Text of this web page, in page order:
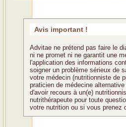
Avis important !
Advitae ne prétend pas faire le
ni ne promet ni ne garantit une
l'application des informations
soigner un problème sérieux de
votre médecin (nutritionniste de
praticien de médecine
d'avoir recours à un(e)
nutrithérapeute pour toute
votre nutrition ou si vous prenez